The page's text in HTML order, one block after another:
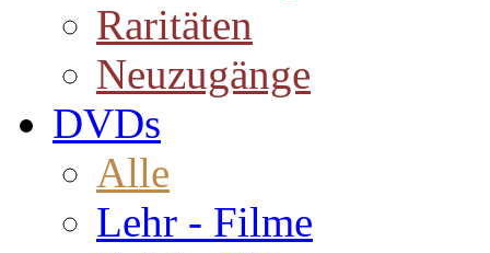
Raritäten
Neuzugänge
DVDs
Alle
Lehr - Filme